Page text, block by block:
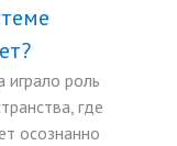
играло роль
где
осознанно